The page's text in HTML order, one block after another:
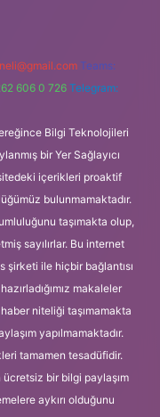
Teams:
606 0 726 Telegram:
Bilgi Teknolojileri
bir Yer Sağlayıcı
içerikleri proaktif
bulunmamaktadır.
taşımakta olup,
sayılırlar. Bu internet
şirketi ile hiçbir bağlantısı
makaleler
niteliği taşımamakta
yapılmamaktadır.
tamamen tesadüfidir.
bir bilgi paylaşım
aykırı olduğunu